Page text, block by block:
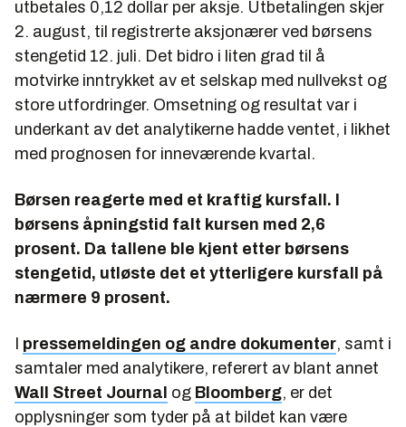
utbetales 0,12 dollar per aksje. Utbetalingen skjer
2. august, til registrerte aksjonærer ved børsens
stengetid 12. juli. Det bidro i liten grad til å
motvirke inntrykket av et selskap med nullvekst og
store utfordringer. Omsetning og resultat var i
underkant av det analytikerne hadde ventet, i likhet
med prognosen for inneværende kvartal.
Børsen reagerte med et kraftig kursfall. I
børsens åpningstid falt kursen med 2,6
prosent. Da tallene ble kjent etter børsens
stengetid, utløste det et ytterligere kursfall på
nærmere 9 prosent.
I pressemeldingen og andre dokumenter, samt i
samtaler med analytikere, referert av blant annet
Wall Street Journal og Bloomberg, er det
opplysninger som tyder på at bildet kan være